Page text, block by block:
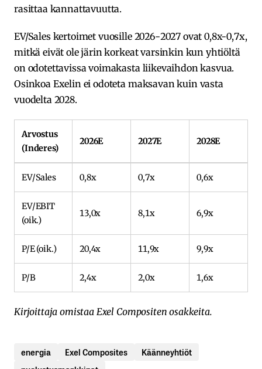
rasittaa kannattavuutta.
EV/Sales kertoimet vuosille 2026-2027 ovat 0,8x-0,7x,
mitkä eivät ole järin korkeat varsinkin kun yhtiöltä
on odotettavissa voimakasta liikevaihdon kasvua.
Osinkoa Exelin ei odoteta maksavan kuin vasta
vuodelta 2028.
Arvostus
(Inderes)
2026E 2027E 2028E
EV/Sales 0,8x 0,7x 0,6x
EV/EBIT
(oik.)
13,0x 8,1x 6,9x
P/E (oik.) 20,4x 11,9x 9,9x
P/B 2,4x 2,0x 1,6x
Kirjoittaja omistaa Exel Compositen osakkeita.
energia Exel Composites
Käänneyhtiöt